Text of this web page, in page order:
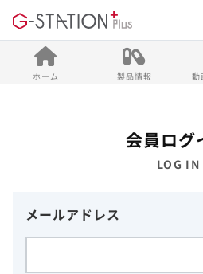
ホーム 製品情報 動
会員ログ
LOG IN
メールアドレス